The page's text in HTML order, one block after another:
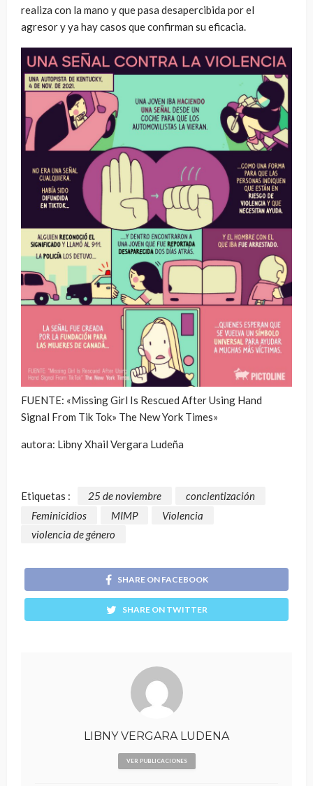
realiza con la mano y que pasa desapercibida por el
agresor y ya hay casos que confirman su eficacia.
FUENTE: «Missing Girl Is Rescued After Using Hand
Signal From Tik Tok» The New York Times»
autora: Libny Xhail Vergara Ludeña
Etiquetas : 25 de noviembre
concientización
Feminicidios
MIMP
Violencia
violencia de género
SHARE ON FACEBOOK
SHARE ON TWITTER
LIBNY VERGARA LUDENA
VER PUBLICACIONES